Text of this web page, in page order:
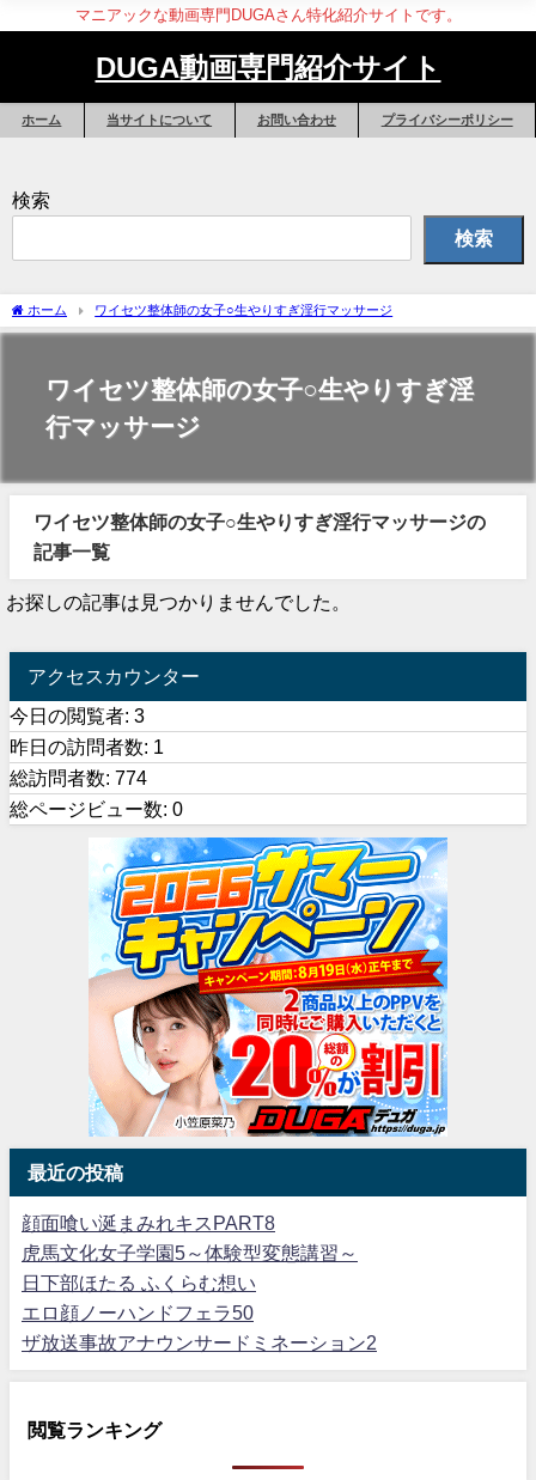
マニアックな動画専門DUGAさん特化紹介サイトです。
DUGA動画専門紹介サイト
ホーム 当サイトについて お問い合わせ プライバシーポリシー
検索
検索
ホーム ワイセツ整体師の女子○生やりすぎ淫行マッサージ
ワイセツ整体師の女子○生やりすぎ淫
行マッサージ
ワイセツ整体師の女子○生やりすぎ淫行マッサージの
記事一覧
お探しの記事は見つかりませんでした。
アクセスカウンター
今日の閲覧者: 3
昨日の訪問者数: 1
総訪問者数: 774
総ページビュー数: 0
最近の投稿
顔面喰い涎まみれキスPART8
虎馬文化女子学園5～体験型変態講習～
日下部ほたる ふくらむ想い
エロ顔ノーハンドフェラ50
ザ放送事故アナウンサードミネーション2
閲覧ランキング